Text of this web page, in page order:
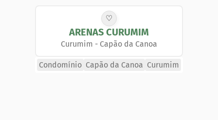
ARENAS CURUMIM
Curumim - Capão da Canoa
♡
Condomínio Capão da Canoa Curumim